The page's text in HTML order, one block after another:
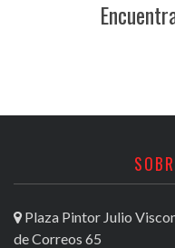
Plaza Pintor Julio
de Correos 65